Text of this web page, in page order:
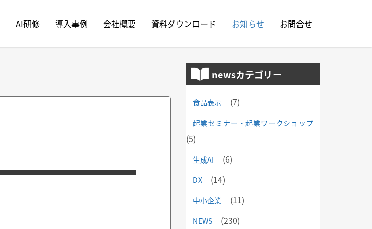
AI研修 導入事例 会社概要 資料ダウンロード お知らせ お問合せ
newsカテゴリー
食品表示 (7)
起業セミナー・起業ワークショップ
(5)
生成AI (6)
DX (14)
中小企業 (11)
NEWS (230)